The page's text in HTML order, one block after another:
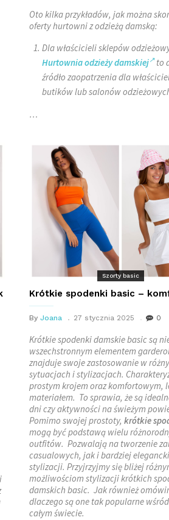
Oto kilka przykładów, jak można
oferty hurtowni z odzieżą damską:
Dla właścicieli sklepów
Hurtownia odzieży damskiej to
źródło zaopatrzenia dla
butików lub salonów
…
Szorty basic
Krótkie spodenki basic –
By Joana 27 stycznia 2025 0
Krótkie spodenki damskie basic są
wszechstronnym elementem
znajduje swoje zastosowanie w
sytuacjach i stylizacjach.
prostym krojem oraz komfortowym,
materiałem. To sprawia, że są
dni czy aktywności na świeżym
Pomimo swojej prostoty, krótkie
mogą być podstawą wielu
outfitów. Pozwalają na tworzenie
casualowych, jak i bardziej
stylizacji. Przyjrzyjmy się bliżej
możliwościom stylizacji krótkich
damskich basic. Jak również
dlaczego są one tak popularne
całym świecie.